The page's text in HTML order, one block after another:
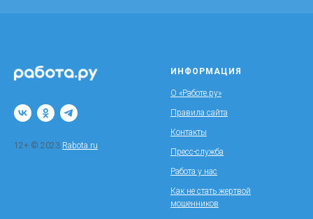
12+ © 2023 Rabota.ru
ИНФОРМАЦИЯ
О «Работе.ру»
Правила сайта
Контакты
Пресс-служба
Работа у нас
Как не стать жертвой
мошенников